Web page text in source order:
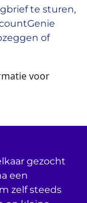
te sturen,
of
voor
gezocht
een
zelf steeds